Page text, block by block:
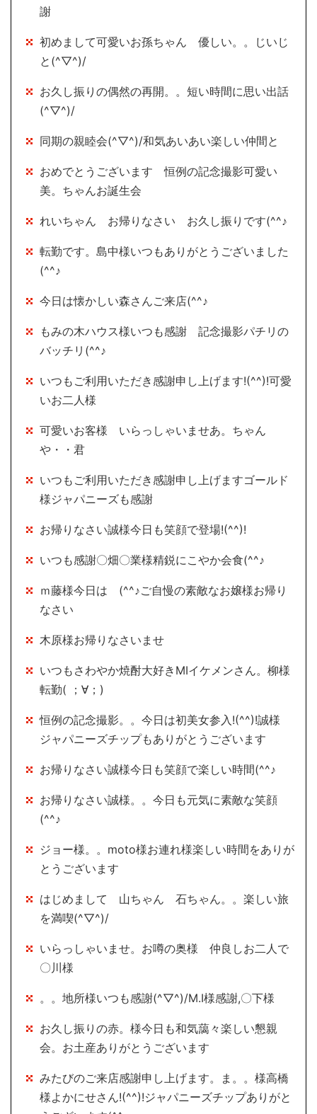
謝
初めまして可愛いお孫ちゃん 優しい。。じいじ
と(^▽^)/
お久し振りの偶然の再開。。短い時間に思い出話
(^▽^)/
同期の親睦会(^▽^)/和気あいあい楽しい仲間と
おめでとうございます 恒例の記念撮影可愛い
美。ちゃんお誕生会
れいちゃん お帰りなさい お久し振りです(^^♪
転勤です。島中様いつもありがとうございました
(^^♪
今日は懐かしい森さんご来店(^^♪
もみの木ハウス様いつも感謝 記念撮影パチリの
バッチリ(^^♪
いつもご利用いただき感謝申し上げます!(^^)!可愛
いお二人様
可愛いお客様 いらっしゃいませあ。ちゃん
や・・君
いつもご利用いただき感謝申し上げますゴールド
様ジャパニーズも感謝
お帰りなさい誠様今日も笑顔で登場!(^^)!
いつも感謝〇畑〇業様精鋭にこやか会食(^^♪
ｍ藤様今日は (^^♪ご自慢の素敵なお嬢様お帰り
なさい
木原様お帰りなさいませ
いつもさわやか焼酎大好きMIイケメンさん。柳様
転勤( ；∀；)
恒例の記念撮影。。今日は初美女参入!(^^)!誠様
ジャパニーズチップもありがとうございます
お帰りなさい誠様今日も笑顔で楽しい時間(^^♪
お帰りなさい誠様。。今日も元気に素敵な笑顔
(^^♪
ジョー様。。moto様お連れ様楽しい時間をありが
とうございます
はじめまして 山ちゃん 石ちゃん。。楽しい旅
を満喫(^▽^)/
いらっしゃいませ。お噂の奥様 仲良しお二人で
〇川様
。。地所様いつも感謝(^▽^)/M.I様感謝,〇下様
お久し振りの赤。様今日も和気藹々楽しい懇親
会。お土産ありがとうございます
みたびのご来店感謝申し上げます。ま。。様高橋
様よかにせさん!(^^)!ジャパニーズチップありがと